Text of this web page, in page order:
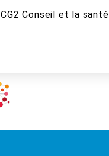
CG2 Conseil et la santé